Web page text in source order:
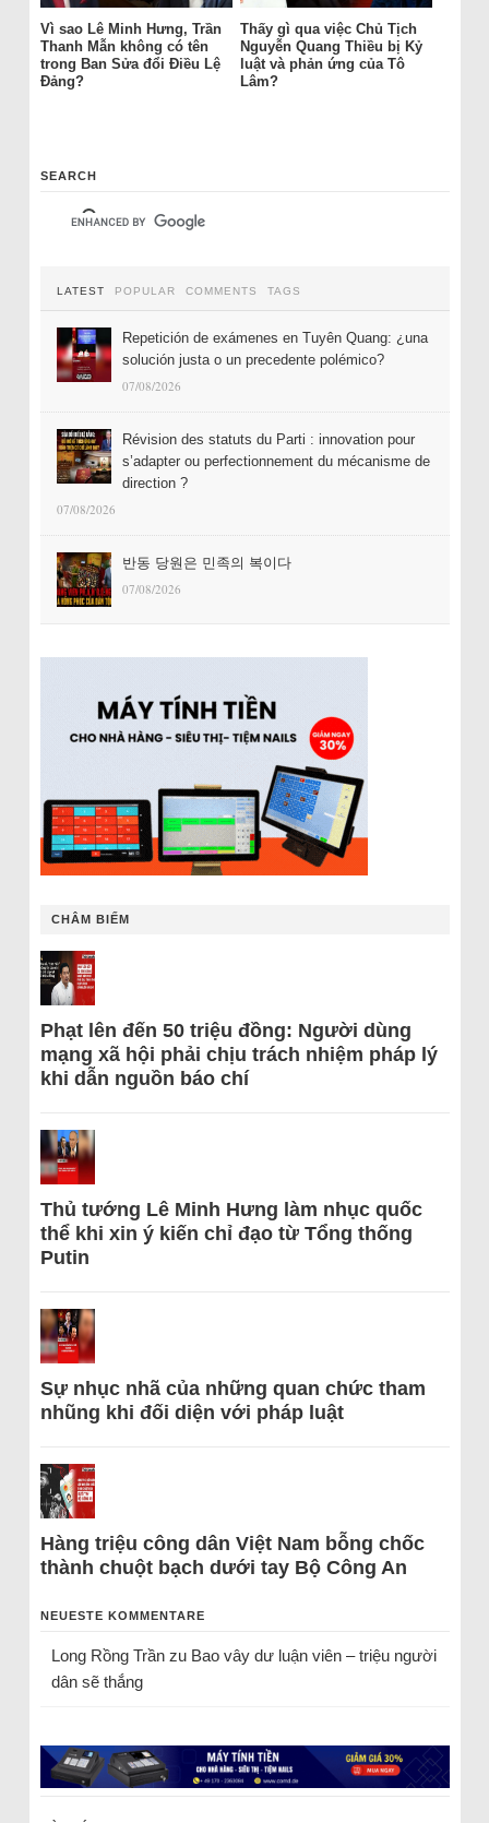
Vì sao Lê Minh Hưng, Trần
Thanh Mẫn không có tên
trong Ban Sửa đổi Điều Lệ
Đảng?
Thấy gì qua việc Chủ Tịch
Nguyễn Quang Thiều bị Kỷ
luật và phản ứng của Tô
Lâm?
SEARCH
LATEST POPULAR COMMENTS TAGS
Repetición de exámenes en Tuyên Quang: ¿una
solución justa o un precedente polémico?
07/08/2026
Révision des statuts du Parti : innovation pour
s’adapter ou perfectionnement du mécanisme de
direction ?
07/08/2026
반동 당원은 민족의 복이다
07/08/2026
CHÂM BIẾM
Phạt lên đến 50 triệu đồng: Người dùng
mạng xã hội phải chịu trách nhiệm pháp lý
khi dẫn nguồn báo chí
Thủ tướng Lê Minh Hưng làm nhục quốc
thể khi xin ý kiến chỉ đạo từ Tổng thống
Putin
Sự nhục nhã của những quan chức tham
nhũng khi đối diện với pháp luật
Hàng triệu công dân Việt Nam bỗng chốc
thành chuột bạch dưới tay Bộ Công An
NEUESTE KOMMENTARE
Long Rồng Trầnzu Bao vây dư luận viên – triệu người
dân sẽ thắng